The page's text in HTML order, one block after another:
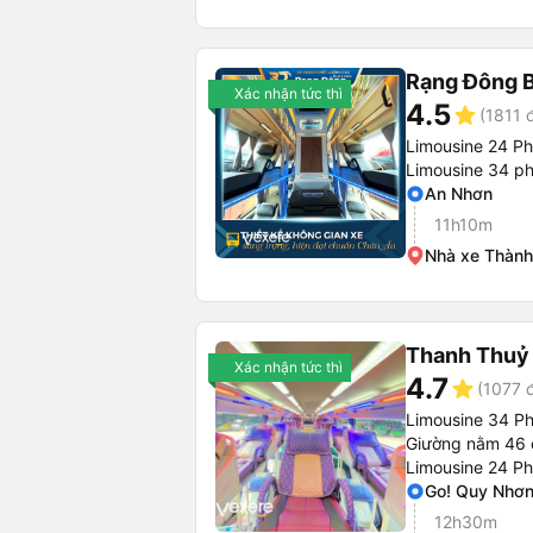
Xác nhận tức thì Rạng Đông
4.5star (1811
Limousine 24
Limousine 34
An Nhơn
11h10m
Nhà xe
Xác nhận tức thì Thanh
4.7star (1077
Limousine 34
Giường nằm 46
Limousine 24
Go! Quy Nhơn
12h30m